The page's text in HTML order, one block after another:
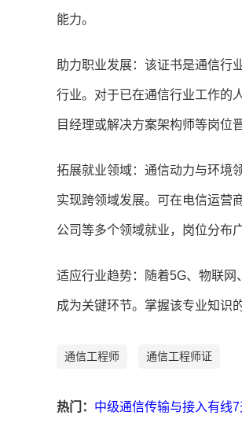
能力。
助力职业发展：该证书是通信行
行业。对于已在通信行业工作的
目经理或解决方案架构师等岗位
拓展就业领域：通信动力与环境
实现跨领域发展。可在电信运营
公司等多个领域就业，岗位分布广
适应行业趋势：随着5G、物联
成为关键环节。掌握该专业知识
通信工程师 通信工程师证
热门： 中级通信传输与接入有线